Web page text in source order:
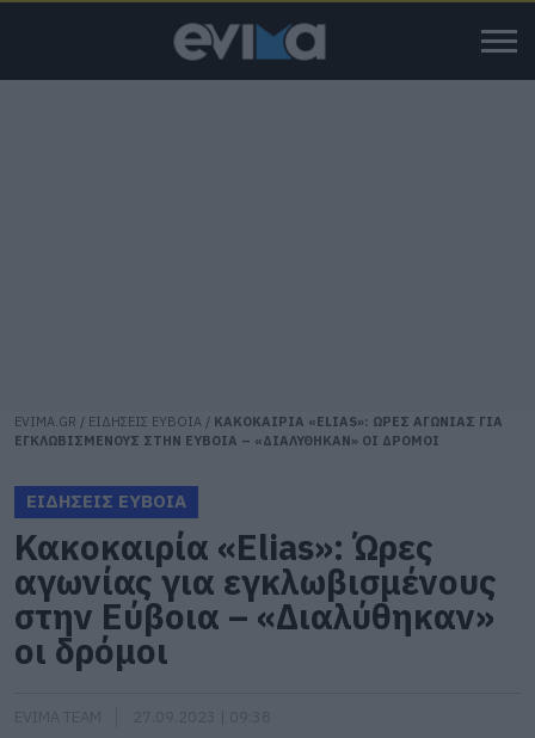
EVIMA.GR / ΕΙΔΗΣΕΙΣ ΕΥΒΟΙΑ / ΚΑΚΟΚΑΙΡΙΑ «ELIAS»: ΩΡΕΣ ΑΓΩΝΙΑΣ ΓΙΑ
ΕΓΚΛΩΒΙΣΜΕΝΟΥΣ ΣΤΗΝ ΕΥΒΟΙΑ – «ΔΙΑΛΥΘΗΚΑΝ» ΟΙ ΔΡΟΜΟΙ
ΕΙΔΗΣΕΙΣ ΕΥΒΟΙΑ
Κακοκαιρία «Elias»: Ώρες
αγωνίας για εγκλωβισμένους
στην Εύβοια – «Διαλύθηκαν»
οι δρόμοι